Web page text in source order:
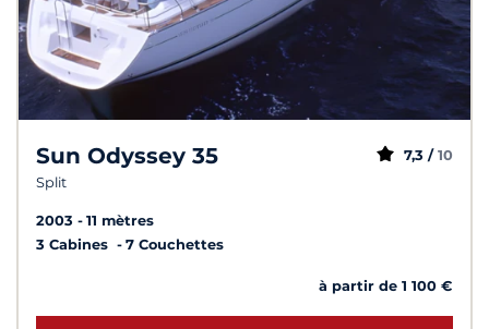
Sun Odyssey 35
Split
7,3 / 10
2003
11 mètres
3 Cabines
7 Couchettes
à partir de 1 100 €